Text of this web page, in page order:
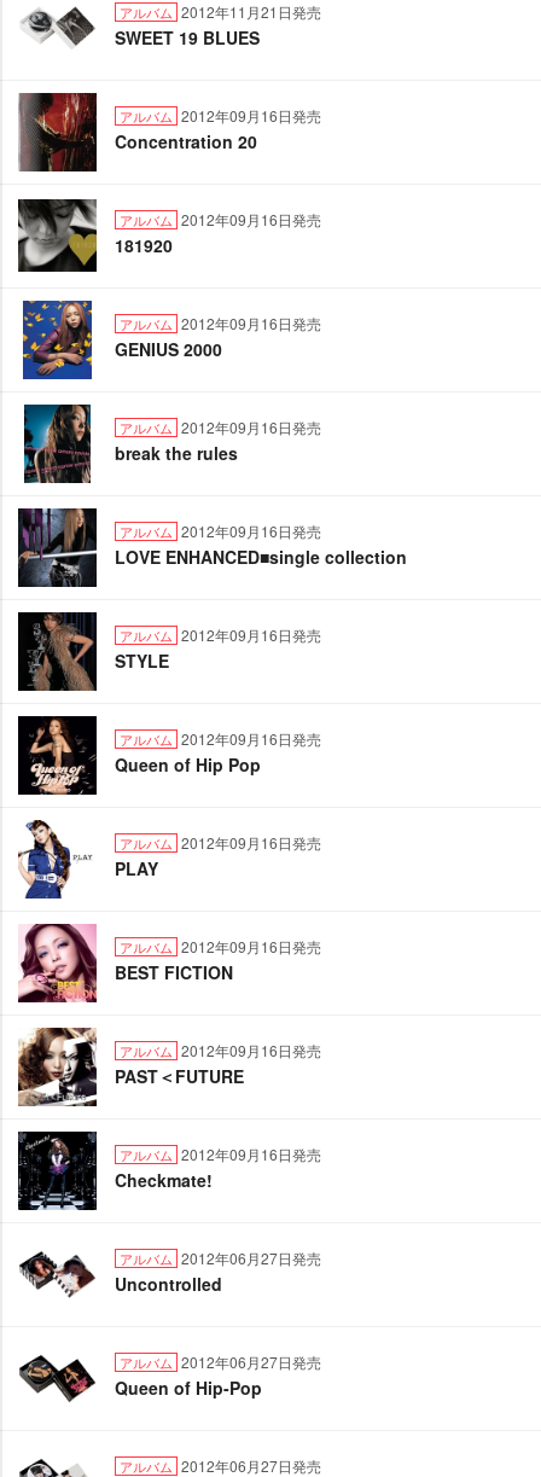
アルバム 2012年11月21日発売
SWEET 19 BLUES
アルバム 2012年09月16日発売
Concentration 20
アルバム 2012年09月16日発売
181920
アルバム 2012年09月16日発売
GENIUS 2000
アルバム 2012年09月16日発売
break the rules
アルバム 2012年09月16日発売
LOVE ENHANCED■single collection
アルバム 2012年09月16日発売
STYLE
アルバム 2012年09月16日発売
Queen of Hip Pop
アルバム 2012年09月16日発売
PLAY
アルバム 2012年09月16日発売
BEST FICTION
アルバム 2012年09月16日発売
PAST＜FUTURE
アルバム 2012年09月16日発売
Checkmate!
アルバム 2012年06月27日発売
Uncontrolled
アルバム 2012年06月27日発売
Queen of Hip-Pop
アルバム 2012年06月27日発売